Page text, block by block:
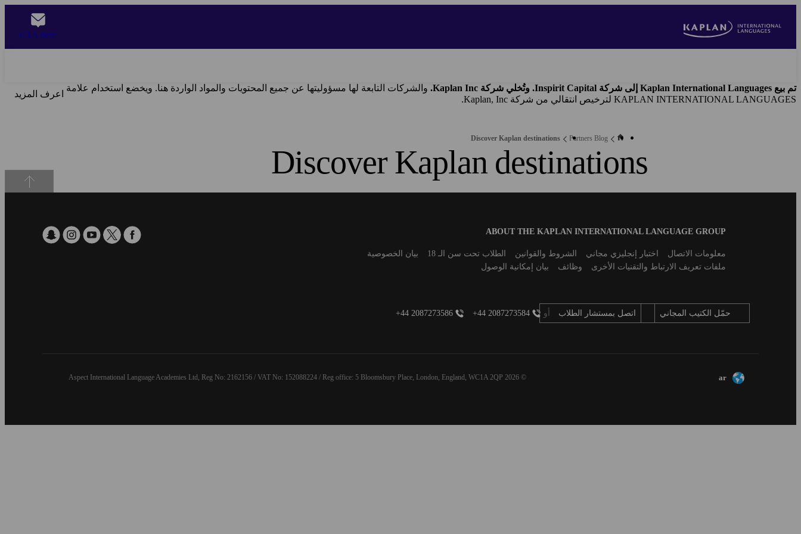
main
CTA here
تم بيع Kaplan International Languages إلى شركة Inspirit Capital. وتُخلي شركة Kaplan Inc.
والشركات التابعة لها مسؤوليتها عن جميع المحتويات والمواد الواردة هنا. ويخضع استخدام علامة
KAPLAN INTERNATIONAL LANGUAGES لترخيص انتقالي من شركة Kaplan, Inc.
اعرف المزيد
Partners Blog
Discover Kaplan destinations
Discover Kaplan destinations
ABOUT THE KAPLAN INTERNATIONAL LANGUAGE GROUP
Secondaryمعلومات الاتصال اختبار إنجليزي مجاني الشروط والقوانين الطلاب تحت سن الـ 18
بيان الخصوصية
ملفات تعريف الارتباط والتقنيات الأخرى
وظائف بيان إمكانية الوصول
حمّل الكتيب المجاني اتصل بمستشار الطلاب أو +44 2087273584
+44 2087273586
ar
© 2026 Aspect International Language Academies Ltd, Reg No: 2162156 / VAT No: 152088224 / Reg office: 5 Bloomsbury Place, London, England, WC1A 2QP